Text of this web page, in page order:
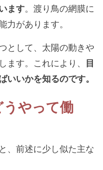
ます。渡り鳥の網膜に
力があります。
として、太陽の動きや
ます。これにより、
目
いいかを知るのです。
うやって働
、前述に少し似た主な